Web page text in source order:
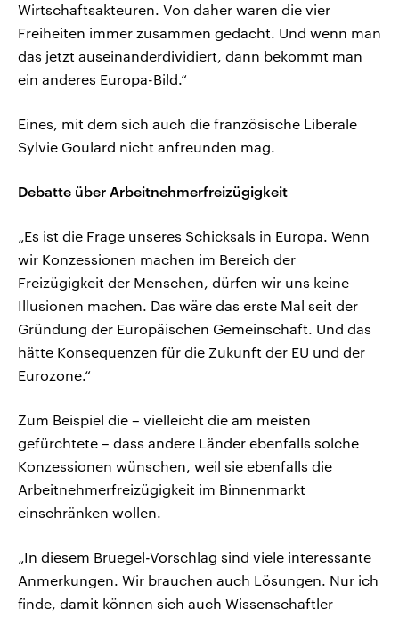
Wirtschaftsakteuren. Von daher waren die vier
Freiheiten immer zusammen gedacht. Und wenn man
das jetzt auseinanderdividiert, dann bekommt man
ein anderes Europa-Bild.“
Eines, mit dem sich auch die französische Liberale
Sylvie Goulard nicht anfreunden mag.
Debatte über Arbeitnehmerfreizügigkeit
„Es ist die Frage unseres Schicksals in Europa. Wenn
wir Konzessionen machen im Bereich der
Freizügigkeit der Menschen, dürfen wir uns keine
Illusionen machen. Das wäre das erste Mal seit der
Gründung der Europäischen Gemeinschaft. Und das
hätte Konsequenzen für die Zukunft der EU und der
Eurozone.“
Zum Beispiel die – vielleicht die am meisten
gefürchtete – dass andere Länder ebenfalls solche
Konzessionen wünschen, weil sie ebenfalls die
Arbeitnehmerfreizügigkeit im Binnenmarkt
einschränken wollen.
„In diesem Bruegel-Vorschlag sind viele interessante
Anmerkungen. Wir brauchen auch Lösungen. Nur ich
finde, damit können sich auch Wissenschaftler